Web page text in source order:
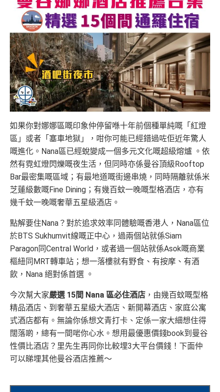
如果你對娜娜區嘅印象仲停留喺十年前個種單純嘅「紅燈
區」或者「塞車地獄」，咁你可能已經錯過咗佢近年驚人
嘅進化。Nana區已經蛻變成一個多元文化嘅超級熔爐 。依
然有霓虹燈閃爍嘅夜生活，但同時亦係曼谷頂級Rooftop
Bar最密集嘅區域；有最地道嘅街邊串燒，同時隔離就係米
芝蓮級數嘅Fine Dining；有幾百蚊一晚嘅型格酒店，亦有
幾千蚊一晚嘅奢華五星級酒店。
點解要住Nana？對於追求效率同體驗嘅香港人，Nana區位
於BTS Sukhumvit線嘅正中心，過兩個站就係Siam
Paragon同Central World，或者過一個站就係Asok嘅商業
樞紐同MRT轉車站；想一落樓就有野食、有按摩、有酒
飲，Nana 絕對係首選 。
今次幫大家嚴選 15間 Nana 區必住酒店 ，由幾百蚊嘅型格
精品酒店、到奢華五星級大酒店、新開幕酒店、家庭公寓
式酒店都有。無論你係想文青打卡、定係一家大細想住得
闊落啲，總有一間啱你心水。想用最優惠價錢book到曼谷
性價比酒店？里先生再同你比較埋3大平台價錢！下面仲
可以睇埋其他曼谷酒店推薦～